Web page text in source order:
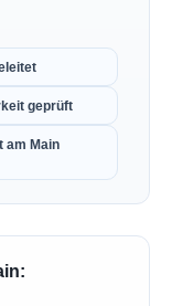
geprüft
am Main